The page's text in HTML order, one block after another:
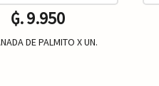
₲. 9.950
DE PALMITO X UN.